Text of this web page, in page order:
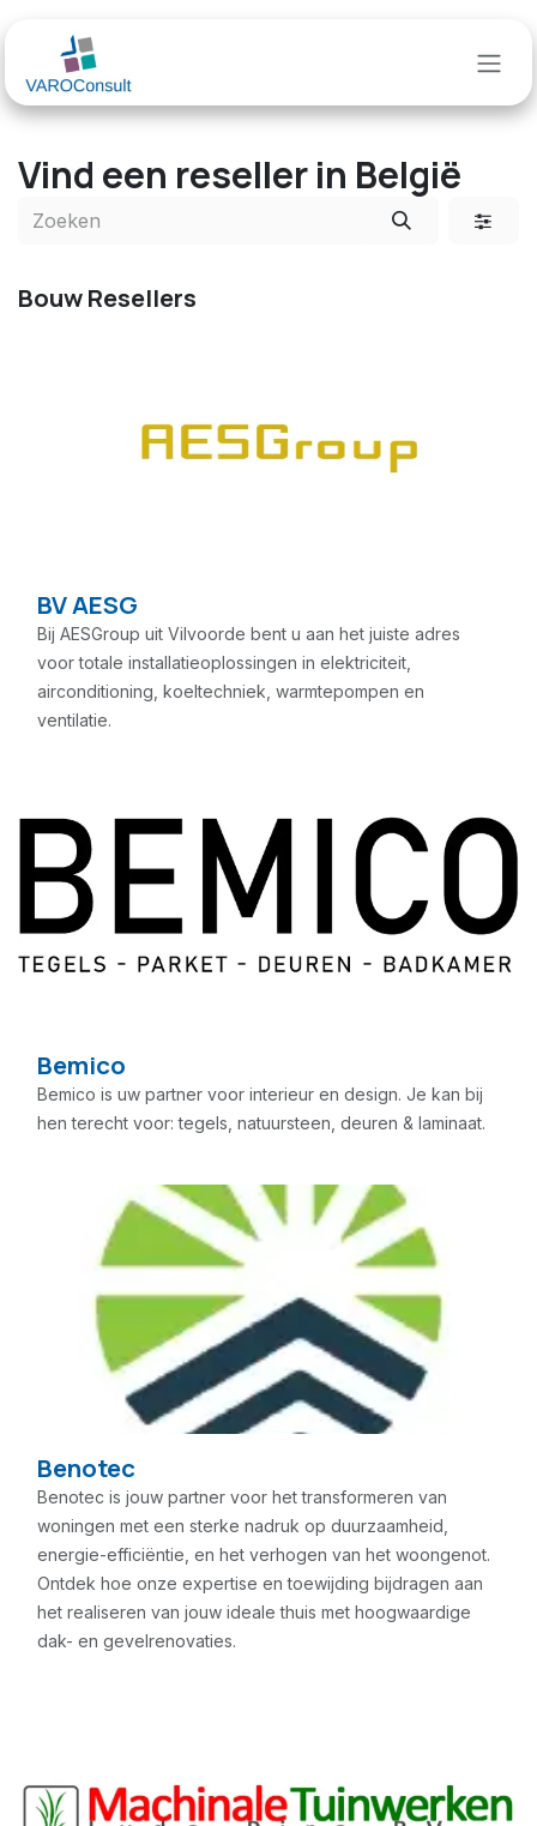
Vind een resellerin België
BouwResellers
BV AESG
Bij AESGroup uit Vilvoorde bent u aan het juiste adres
voor totale installatieoplossingen in elektriciteit,
airconditioning, koeltechniek, warmtepompen en
ventilatie.
Bemico
Bemico is uw partner voor interieur en design. Je kan bij
hen terecht voor: tegels, natuursteen, deuren & laminaat.
Benotec
Benotec is jouw partner voor het transformeren van
woningen met een sterke nadruk op duurzaamheid,
energie-efficiëntie, en het verhogen van het woongenot.
Ontdek hoe onze expertise en toewijding bijdragen aan
het realiseren van jouw ideale thuis met hoogwaardige
dak- en gevelrenovaties.